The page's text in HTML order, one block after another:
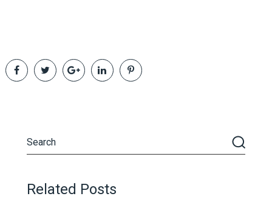
Related Posts